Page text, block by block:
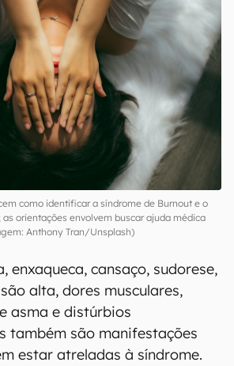
como identificar a síndrome de Burnout e o
orientações envolvem buscar ajuda médica
Anthony Tran/Unsplash)
enxaqueca, cansaço, sudorese,
alta, dores musculares,
asma e distúrbios
também são manifestações
estar atreladas à síndrome.